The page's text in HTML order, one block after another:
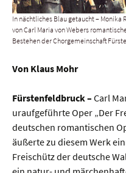
In nächtliches Blau getaucht – Monika
von Carl Maria von Webers
Bestehen der Chorgemeinschaft
Von Klaus Mohr
Fürstenfeldbruck – Carl
uraufgeführte Oper „Der
deutschen romantischen
äußerte zu diesem Werk
Freischütz der deutsche